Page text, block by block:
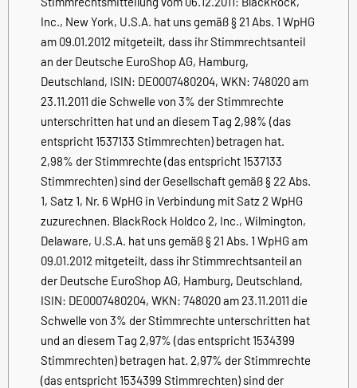
Inc., New York, U.S.A. hat uns gemäß § 21 Abs. 1 WpHG
am 09.01.2012 mitgeteilt, dass ihr Stimmrechtsanteil
an der Deutsche EuroShop AG, Hamburg,
Deutschland, ISIN: DE0007480204, WKN: 748020 am
23.11.2011 die Schwelle von 3% der Stimmrechte
unterschritten hat und an diesem Tag 2,98% (das
entspricht 1537133 Stimmrechten) betragen hat.
2,98% der Stimmrechte (das entspricht 1537133
Stimmrechten) sind der Gesellschaft gemäß § 22 Abs.
1, Satz 1, Nr. 6 WpHG in Verbindung mit Satz 2 WpHG
zuzurechnen. BlackRock Holdco 2, Inc., Wilmington,
Delaware, U.S.A. hat uns gemäß § 21 Abs. 1 WpHG am
09.01.2012 mitgeteilt, dass ihr Stimmrechtsanteil an
der Deutsche EuroShop AG, Hamburg, Deutschland,
ISIN: DE0007480204, WKN: 748020 am 23.11.2011 die
Schwelle von 3% der Stimmrechte unterschritten hat
und an diesem Tag 2,97% (das entspricht 1534399
Stimmrechten) betragen hat. 2,97% der Stimmrechte
(das entspricht 1534399 Stimmrechten) sind der